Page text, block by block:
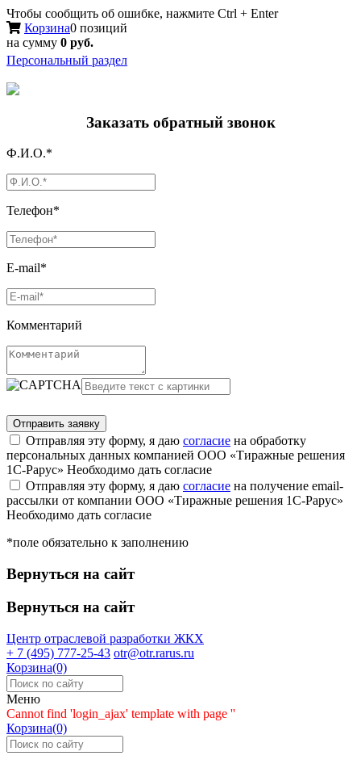
Чтобы сообщить об ошибке, нажмите Ctrl + Enter
Корзина0 позиций
на сумму 0 руб.
Персональный раздел
Заказать обратный звонок
Ф.И.О.*
Телефон*
E-mail*
Комментарий
Отправляя эту форму, я даю согласие на обработку
персональных данных компанией ООО «Тиражные решения
1С-Рарус» Необходимо дать согласие
Отправляя эту форму, я даю согласие на получение email-
рассылки от компании ООО «Тиражные решения 1С-Рарус»
Необходимо дать согласие
*поле обязательно к заполнению
Вернуться на сайт
Вернуться на сайт
Центр отраслевой разработки ЖКХ
+ 7 (495) 777-25-43 otr@otr.rarus.ru
Корзина(0)
Меню
Cannot find 'login_ajax' template with page ''
Корзина(0)